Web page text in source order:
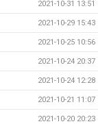
2021-10-31 13:51
2021-10-29 15:43
2021-10-25 10:56
2021-10-24 20:37
2021-10-24 12:28
2021-10-21 11:07
2021-10-20 20:23